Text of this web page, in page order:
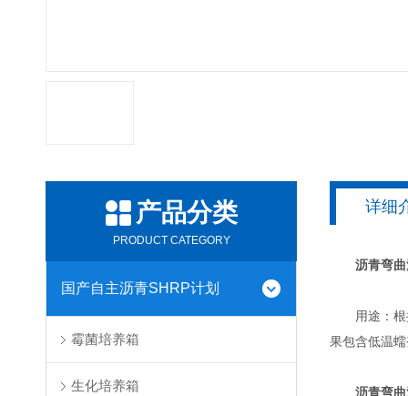
产品分类
PRODUCT CATEGORY
国产自主沥青SHRP计划
霉菌培养箱
生化培养箱
详细
沥青弯
用途：根据
果包含低温
沥青弯